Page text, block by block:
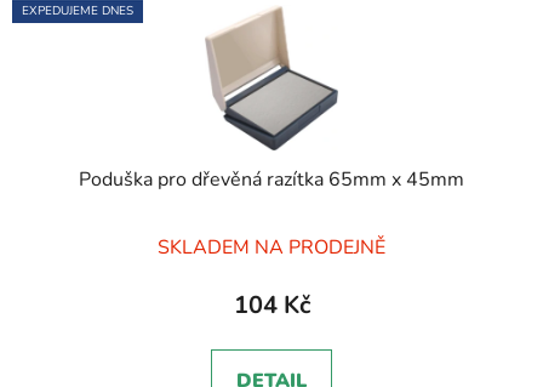
EXPEDUJEME DNES
Poduška pro dřevěná razítka 65mm x 45mm
hodnocení
produktu
5,0
SKLADEM NA PRODEJNĚ
104 Kč
DETAIL